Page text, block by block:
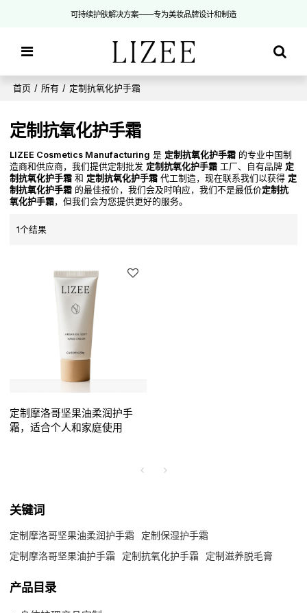
可持续护肤解决方案——专为美妆品牌设计和制造
首页 / 所有 / 定制抗氧化护手霜
定制抗氧化护手霜
LIZEE Cosmetics Manufacturing 是 定制抗氧化护手霜 的专业中国制
造商和供应商，我们提供定制批发 定制抗氧化护手霜 工厂、自有品牌 定
制抗氧化护手霜 和 定制抗氧化护手霜 代工制造，现在联系我们以获得 定
制抗氧化护手霜 的最佳报价，我们会及时响应，我们不是最低价定制抗
氧化护手霜，但我们会为您提供更好的服务。
1个结果
定制摩洛哥坚果油柔润护手
霜，适合个人和家庭使用
关键词
定制摩洛哥坚果油柔润护手霜
定制保湿护手霜
定制摩洛哥坚果油护手霜
定制抗氧化护手霜 定制滋养脱毛膏
产品目录